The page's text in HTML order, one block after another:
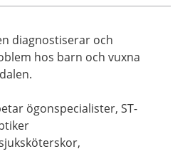
diagnostiserar och
hos barn och vuxna
ögonspecialister, ST-